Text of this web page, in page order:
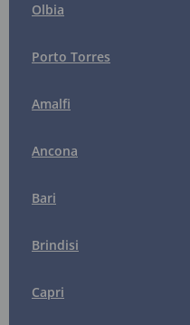
Olbia
Porto Torres
Amalfi
Ancona
Bari
Brindisi
Capri